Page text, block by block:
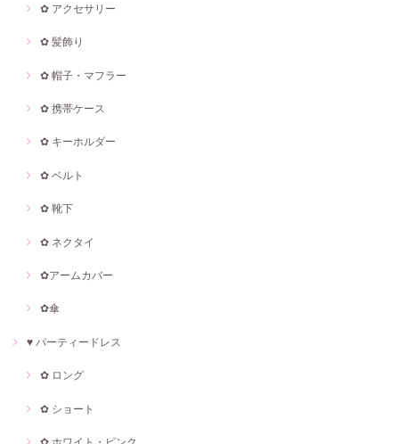
✿ アクセサリー
✿ 髪飾り
✿ 帽子・マフラー
✿ 携帯ケース
✿ キーホルダー
✿ ベルト
✿ 靴下
✿ ネクタイ
✿アームカバー
✿傘
♥ パーティードレス
✿ ロング
✿ ショート